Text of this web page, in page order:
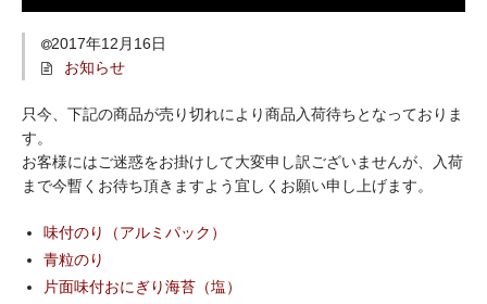
海苔
ふりかけ
ギフト
店舗紹介
カートを見る
2017年12月16日
お知らせ
只今、下記の商品が売り切れにより商品入荷待ちとなっておりま
す。
お客様にはご迷惑をお掛けして大変申し訳ございませんが、入荷
まで今暫くお待ち頂きますよう宜しくお願い申し上げます。
味付のり（アルミパック）
青粒のり
片面味付おにぎり海苔（塩）